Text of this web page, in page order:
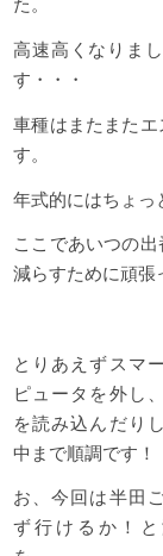
高速高くなりま
す・・・
車種はまたまた
す。
年式的にはちょっ
ここであいつの
減らすために頑張
とりあえずスマ
ピュータを外し
を読み込んだり
中まで順調です！
お、今回は半田
ず行けるか！